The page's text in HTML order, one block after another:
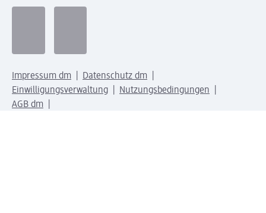
Impressum dm
Datenschutz dm
Einwilligungsverwaltung
Nutzungsbedingungen
AGB dm